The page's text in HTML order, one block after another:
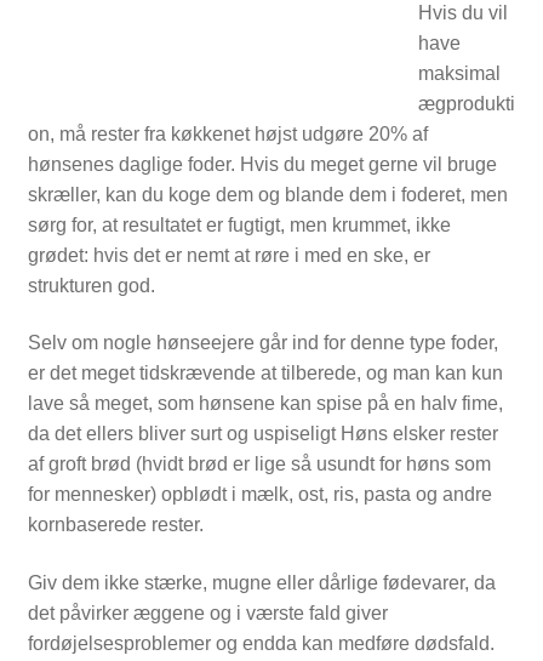
Hvis du vil
have
maksimal
ægprodukti
on, må rester fra køkkenet højst udgøre 20% af
hønsenes daglige foder. Hvis du meget gerne vil bruge
skræller, kan du koge dem og blande dem i foderet, men
sørg for, at resultatet er fugtigt, men krummet, ikke
grødet: hvis det er nemt at røre i med en ske, er
strukturen god.
Selv om nogle hønseejere går ind for denne type foder,
er det meget tidskrævende at tilberede, og man kan kun
lave så meget, som hønsene kan spise på en halv fime,
da det ellers bliver surt og uspiseligt Høns elsker rester
af groft brød (hvidt brød er lige så usundt for høns som
for mennesker) opblødt i mælk, ost, ris, pasta og andre
kornbaserede rester.
Giv dem ikke stærke, mugne eller dårlige fødevarer, da
det påvirker æggene og i værste fald giver
fordøjelsesproblemer og endda kan medføre dødsfald.